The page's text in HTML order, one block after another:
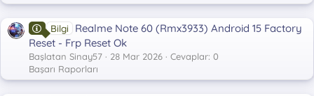
Bilgi
Realme Note 60 (Rmx3933) Android 15 Factory
Reset - Frp Reset Ok
Başlatan Sinay57 28 Mar 2026
Cevaplar: 0
Başarı Raporları